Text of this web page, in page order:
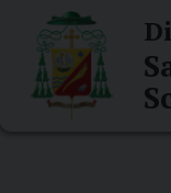
content